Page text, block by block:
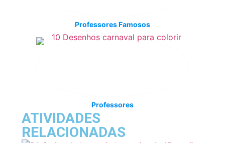
Professores Famosos
Professores
ATIVIDADES
RELACIONADAS